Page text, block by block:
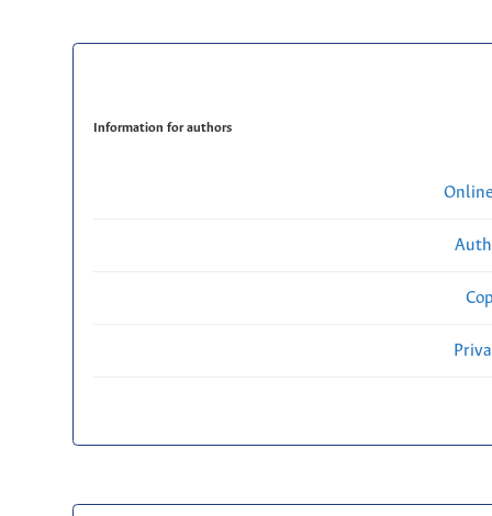
Information for authors